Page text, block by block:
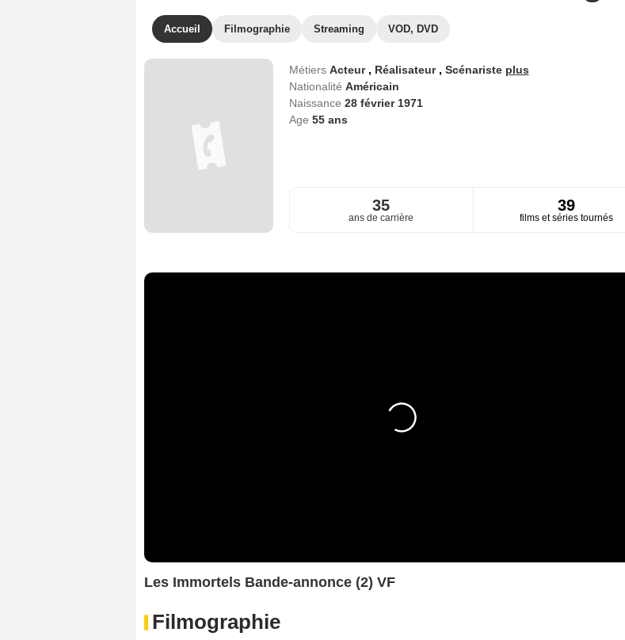
Accueil Filmographie Streaming VOD, DVD
Métiers Acteur , Réalisateur , Scénariste plus
Nationalité Américain
Naissance 28 février 1971
Age 55ans
35
ans de carrière
39
films et séries tournés
Les Immortels Bande-annonce (2) VF
Filmographie